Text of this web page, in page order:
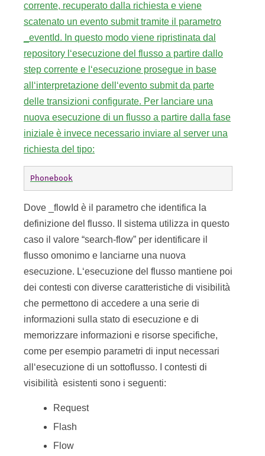
corrente, recuperato dalla richiesta e viene
scatenato un evento submit tramite il parametro
_eventId. In questo modo viene ripristinata dal
repository l‘esecuzione del flusso a partire dallo
step corrente e l‘esecuzione prosegue in base
all‘interpretazione dell‘evento submit da parte
delle transizioni configurate. Per lanciare una
nuova esecuzione di un flusso a partire dalla fase
iniziale è invece necessario inviare al server una
richiesta del tipo:
Phonebook
Dove _flowId è il parametro che identifica la
definizione del flusso. Il sistema utilizza in questo
caso il valore “search-flow” per identificare il
flusso omonimo e lanciarne una nuova
esecuzione. L‘esecuzione del flusso mantiene poi
dei contesti con diverse caratteristiche di visibilità
che permettono di accedere a una serie di
informazioni sulla stato di esecuzione e di
memorizzare informazioni e risorse specifiche,
come per esempio parametri di input necessari
all‘esecuzione di un sottoflusso. I contesti di
visibilità esistenti sono i seguenti:
Request
Flash
Flow